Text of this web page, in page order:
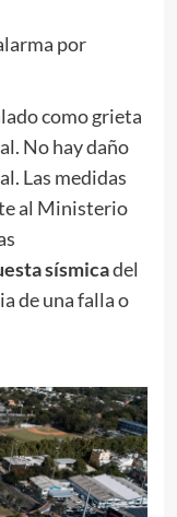
por
como grieta
No hay daño
Las medidas
al Ministerio
sísmicadel
de una falla o